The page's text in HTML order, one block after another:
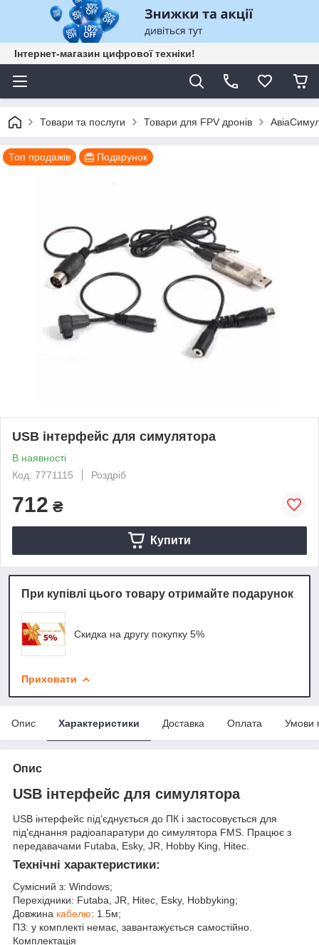
Інтернет-магазин цифрової техніки!
Товари та послуги Товари для FPV дронів
Топ продажів Подарунок
USB інтерфейс для симулятора
В наявності
Код: 7771115
Роздріб
712 ₴
Купити
При купівлі цього товару отримайте подарунок
Скидка на другу покупку 5%
Приховати
Опис Характеристики Доставка Оплата Умови
Опис
USB інтерфейс для симулятора
USB інтерфейс під'єднується до ПК і застосовується для
під'єднання радіоапаратури до симулятора FMS. Працює з
передавачами Futaba, Esky, JR, Hobby King, Hitec.
Технічні характеристики:
Сумісний з: Windows;
Перехідники: Futaba, JR, Hitec, Esky, Hobbyking;
Довжина кабелю: 1.5м;
ПЗ: у комплекті немає, завантажується самостійно.
Комплектація